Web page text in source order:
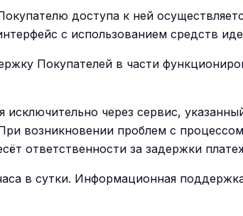
доступа к ней
с использованием средств
Покупателей в части
исключительно через сервис,
возникновении проблем с
ответственности за задержки
в сутки. Информационная